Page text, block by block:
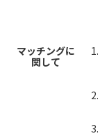
マッチングに
関して